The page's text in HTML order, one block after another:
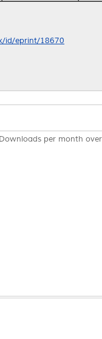
id/eprint/18670
Downloads per month